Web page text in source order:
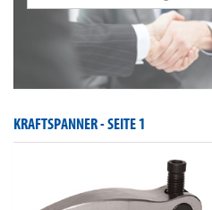
KRAFTSPANNER -SEITE 1